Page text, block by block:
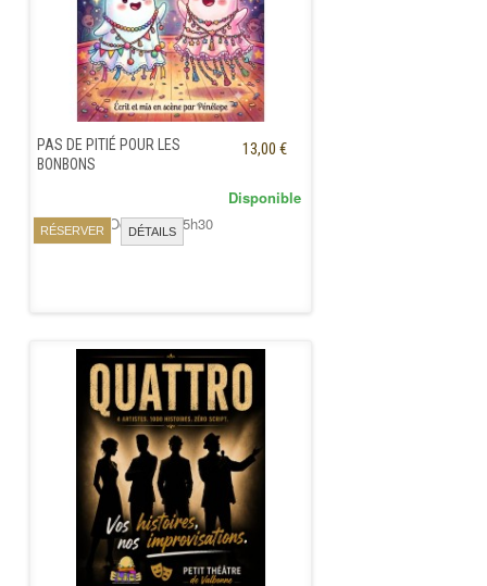
PAS DE PITIÉ POUR LES
BONBONS
13,00 €
RÉSERVER DÉTAILS
Disponible
Samedi 31 Octobre à 15h30